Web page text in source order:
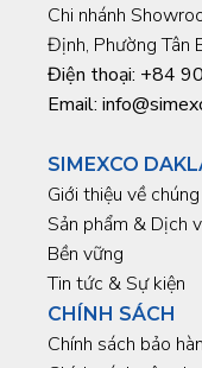
Chi nhánh
Định, Phường Tân
Điện thoại: +84
Email:
SIMEXCO
Giới thiệu về
Sản phẩm & Dịch
Bền vững
Tin tức & Sự kiện
CHÍNH SÁCH
Chính sách bảo